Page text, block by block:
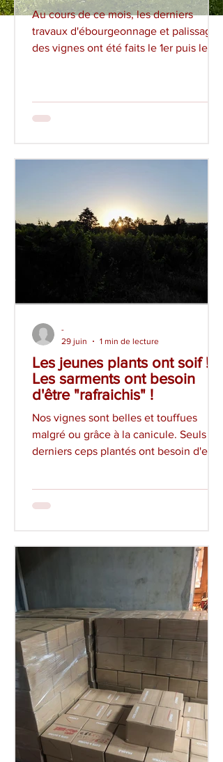
Au cours de ce mois, les derniers
travaux d'ébourgeonnage et palissage
des vignes ont été faits le 1er puis le 2
dès 7h00. La photo a été prise à 10h
pieds des jeunes plants. Entre deux
épisodes de canicules, 30
Les jeunes plants ont soif !
Les sarments ont besoin
d'être "rafraichis" !
Nos vignes sont belles et touffues
malgré ou grâce à la canicule. Seuls les
derniers ceps plantés ont besoin d'eau.
juin pour leur donner à boire. Merci
bien profité de la chaleur. Malgré un
premier écimage et épamprage, les
sarments ont encore grandis et les
pieds sont à nouveau garnis de
gourmands. Il faut ""passer chez le coiff
-
29 juin
1 min de lecture